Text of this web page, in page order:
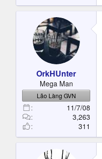
OrkHUnter
Mega Man
Lão Làng GVN
11/7/08
3,263
311